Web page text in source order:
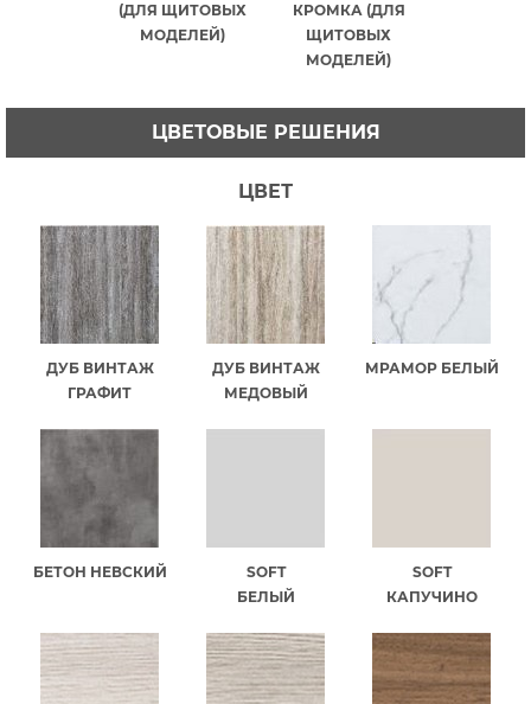
(ДЛЯ ЩИТОВЫХ
МОДЕЛЕЙ)
КРОМКА (ДЛЯ
ЩИТОВЫХ
МОДЕЛЕЙ)
ЦВЕТОВЫЕ РЕШЕНИЯ
ЦВЕТ
ДУБ ВИНТАЖ
ГРАФИТ
ДУБ ВИНТАЖ
МЕДОВЫЙ
МРАМОР БЕЛЫЙ
БЕТОН НЕВСКИЙ
SOFT
БЕЛЫЙ
SOFT
КАПУЧИНО